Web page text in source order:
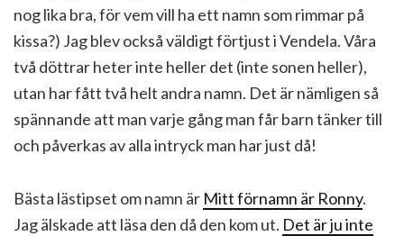
nog lika bra, för vem vill ha ett namn som rimmar på
kissa?) Jag blev också väldigt förtjust i Vendela. Våra
två döttrar heter inte heller det (inte sonen heller),
utan har fått två helt andra namn. Det är nämligen så
spännande att man varje gång man får barn tänker till
och påverkas av alla intryck man har just då!
Bästa lästipset om namn är Mitt förnamn är Ronny.
Jag älskade att läsa den då den kom ut. Det är ju inte